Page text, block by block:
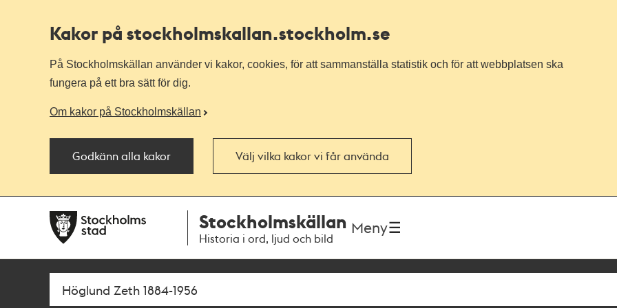
Kakor på stockholmskallan.stockholm.se
På Stockholmskällan använder vi kakor, cookies, för att sammanställa statistik och för att webbplatsen ska
fungera på ett bra sätt för dig.
Om kakor på Stockholmskällan
Godkänn alla kakor Välj vilka kakor vi får använda
navigationen
huvudinnehållet
Stockholmskällan
Historia i ord, ljud och bild
Meny
Sök